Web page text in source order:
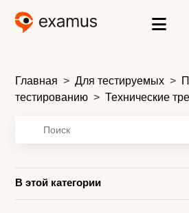
Главная Для тестируемых
тестированию
Технические
В этой категории